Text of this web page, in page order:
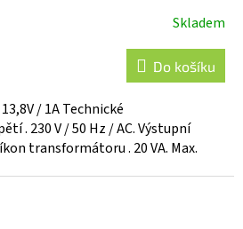
Skladem
Do košíku
/ 1A Technické
. 230 V / 50 Hz / AC. Výstupní
transformátoru . 20 VA. Max.